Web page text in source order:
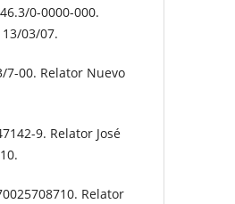
0-0000-000.
03/07.
7-00. Relator Nuevo
9. Relator José
Relator